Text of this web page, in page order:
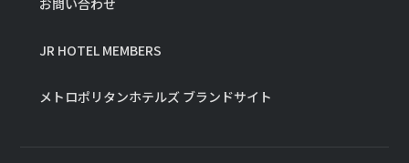
JR HOTEL MEMBERS
メトロポリタンホテルズ ブランドサイト